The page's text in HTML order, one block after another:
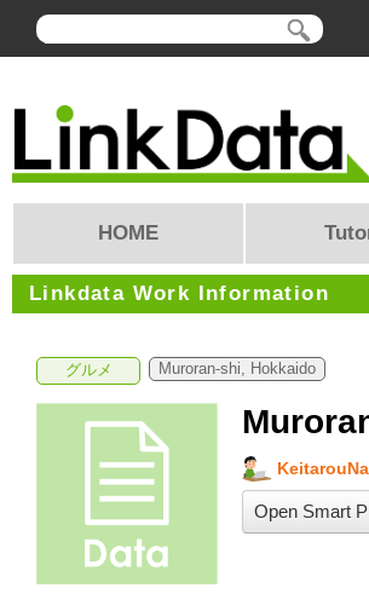
HOME
Linkdata Work Information
グルメ Muroran-shi, Hokkaido
Open Smart